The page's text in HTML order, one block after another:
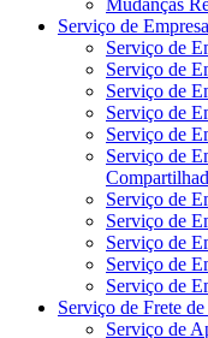
Mudanças
Serviço de
Serviço de
Serviço de
Serviço de
Serviço de
Serviço de
Serviço de
Serviço de
Serviço de
Serviço de
Serviço de
Serviço de
Serviço de Frete
Serviço de